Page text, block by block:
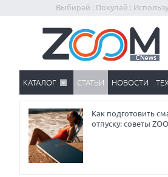
Выбирай : Покупай :
КАТАЛОГ СТАТЬИ НОВОСТИ
Как подготовить
отпуску: советы